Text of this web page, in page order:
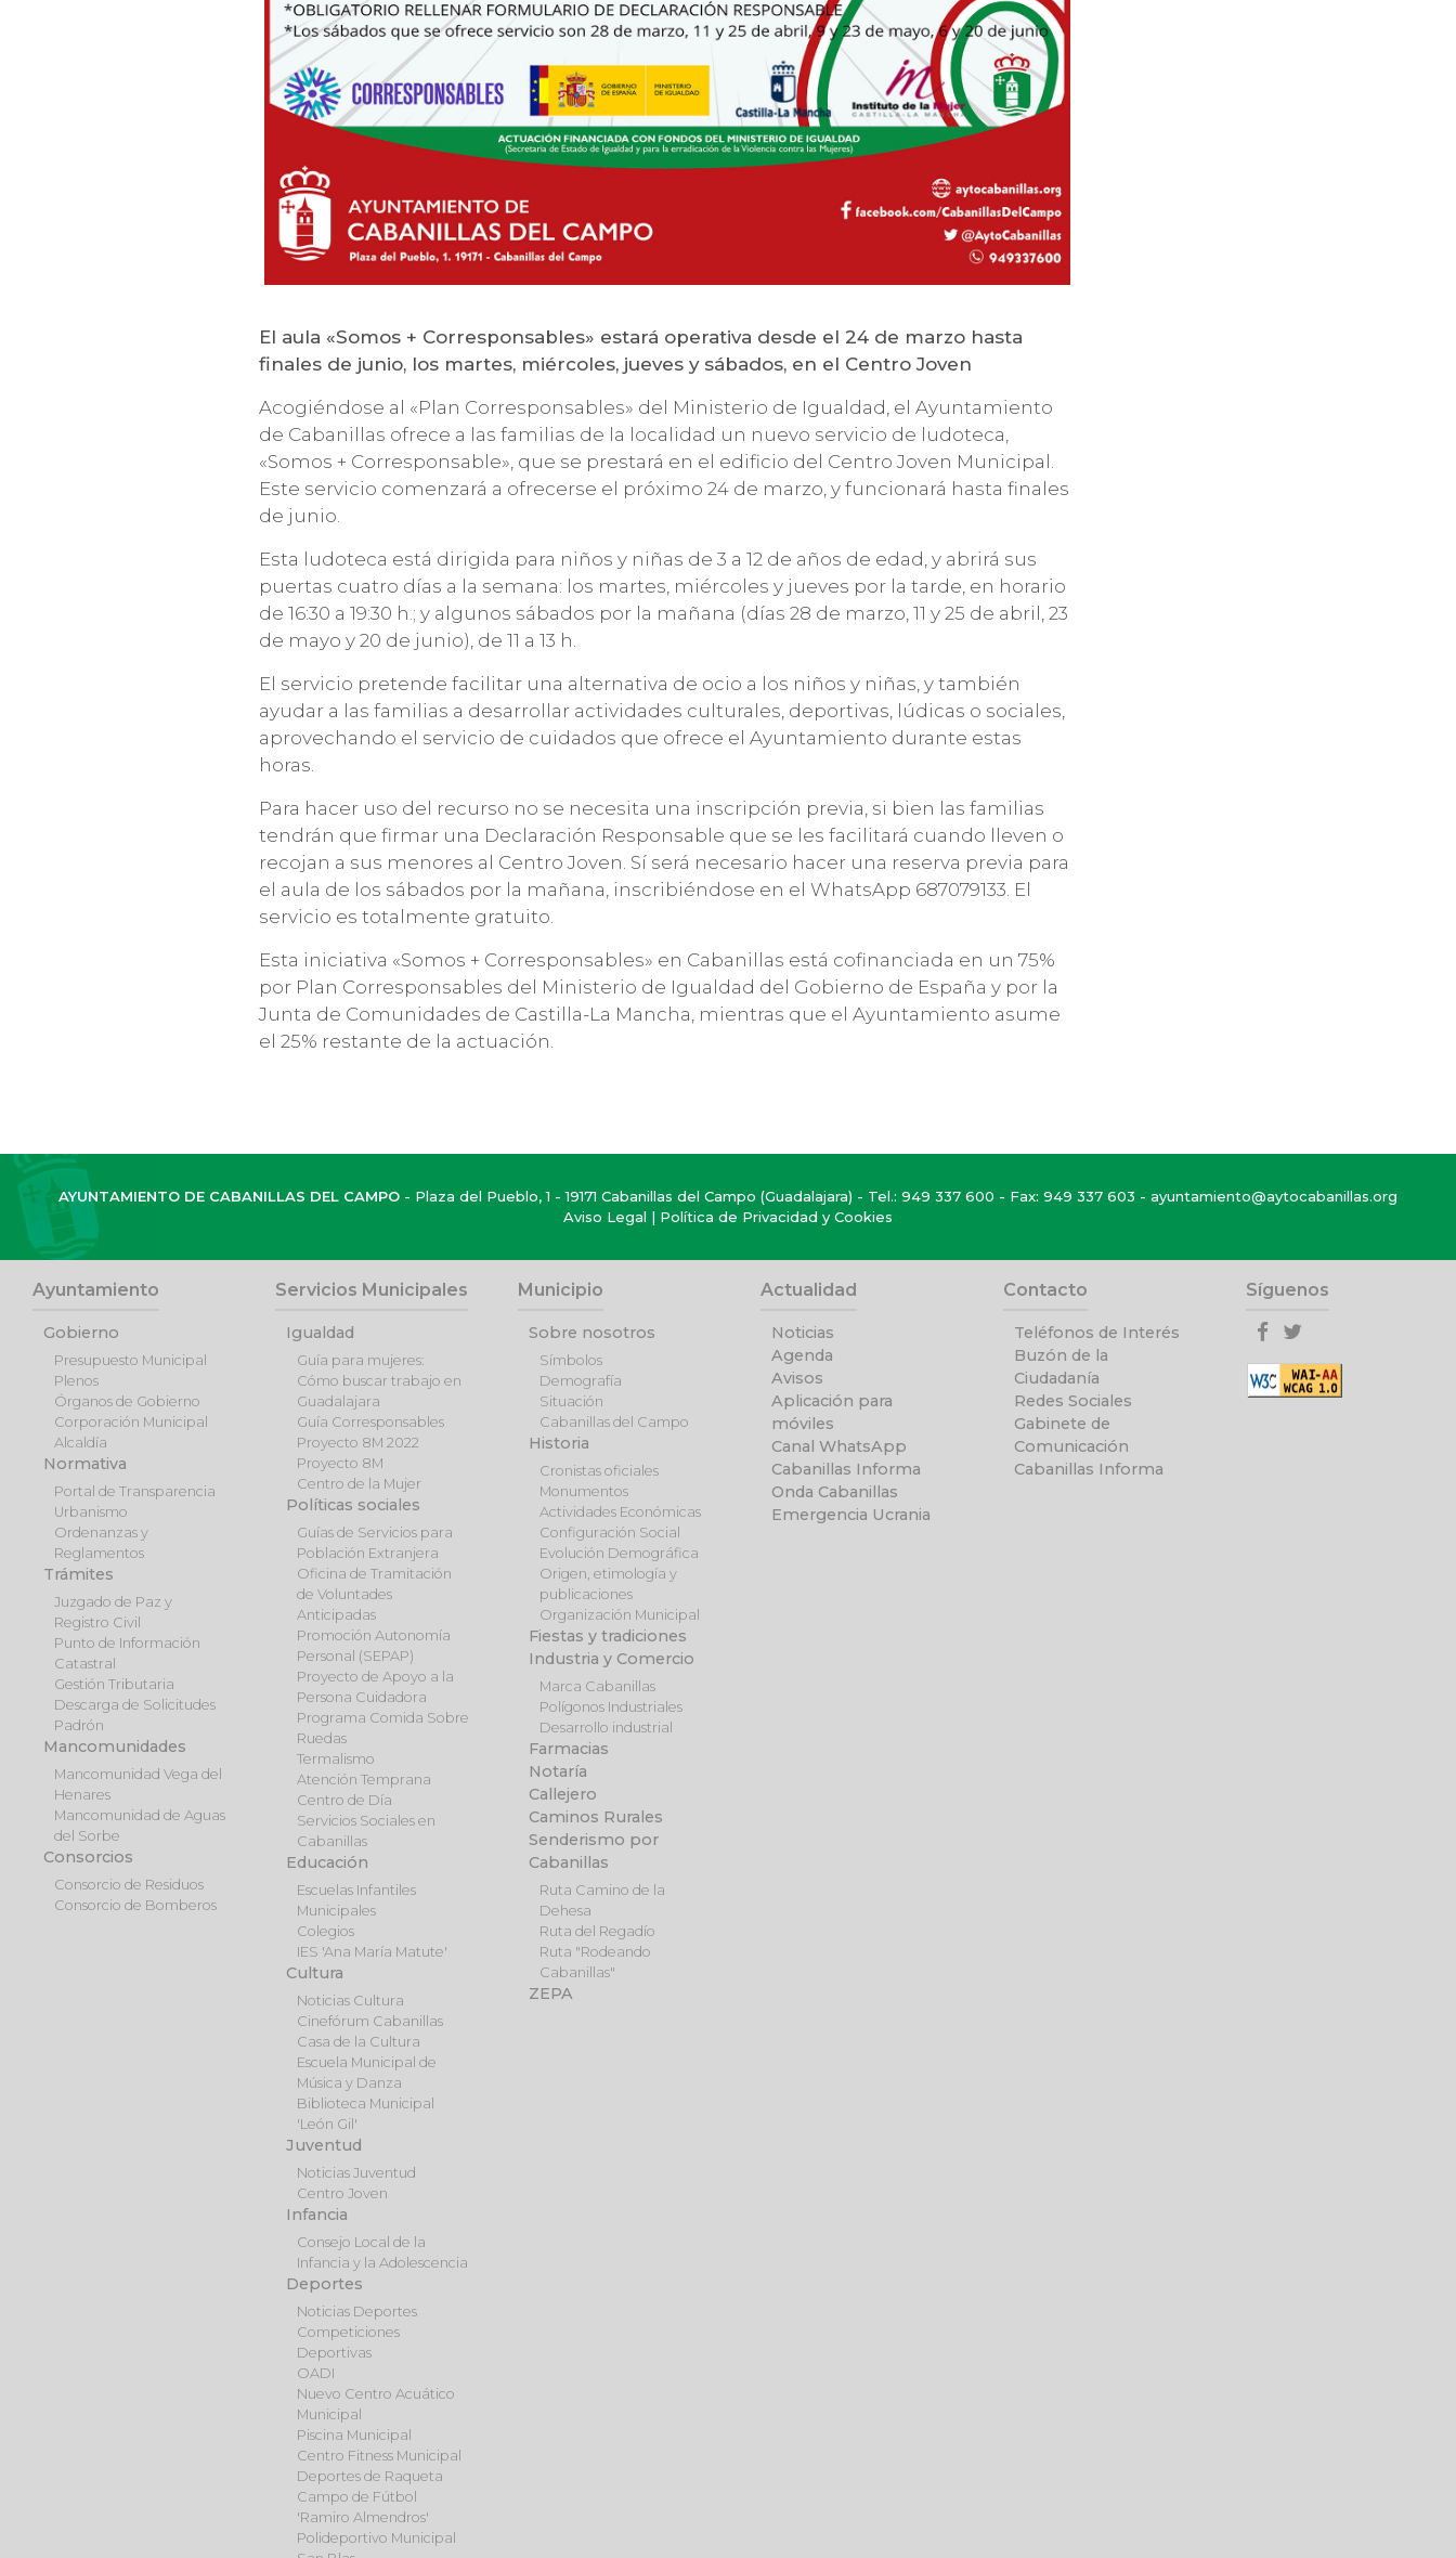
El aula «Somos + Corresponsables» estará operativa desde el 24 de marzo hasta
finales de junio, los martes, miércoles, jueves y sábados, en el Centro Joven
Acogiéndose al «Plan Corresponsables» del Ministerio de Igualdad, el Ayuntamiento
de Cabanillas ofrece a las familias de la localidad un nuevo servicio de ludoteca,
«Somos + Corresponsable», que se prestará en el edificio del Centro Joven Municipal.
Este servicio comenzará a ofrecerse el próximo 24 de marzo, y funcionará hasta finales
de junio.
Esta ludoteca está dirigida para niños y niñas de 3 a 12 de años de edad, y abrirá sus
puertas cuatro días a la semana: los martes, miércoles y jueves por la tarde, en horario
de 16:30 a 19:30 h.; y algunos sábados por la mañana (días 28 de marzo, 11 y 25 de abril, 23
de mayo y 20 de junio), de 11 a 13 h.
El servicio pretende facilitar una alternativa de ocio a los niños y niñas, y también
ayudar a las familias a desarrollar actividades culturales, deportivas, lúdicas o sociales,
aprovechando el servicio de cuidados que ofrece el Ayuntamiento durante estas
horas.
Para hacer uso del recurso no se necesita una inscripción previa, si bien las familias
tendrán que firmar una Declaración Responsable que se les facilitará cuando lleven o
recojan a sus menores al Centro Joven. Sí será necesario hacer una reserva previa para
el aula de los sábados por la mañana, inscribiéndose en el WhatsApp 687079133. El
servicio es totalmente gratuito.
Esta iniciativa «Somos + Corresponsables» en Cabanillas está cofinanciada en un 75%
por Plan Corresponsables del Ministerio de Igualdad del Gobierno de España y por la
Junta de Comunidades de Castilla-La Mancha, mientras que el Ayuntamiento asume
el 25% restante de la actuación.
AYUNTAMIENTO DE CABANILLAS DEL CAMPO - Plaza del Pueblo, 1 - 19171 Cabanillas del Campo (Guadalajara) - Tel.: 949 337 600 - Fax: 949 337 603 - ayuntamiento@aytocabanillas.org
Aviso Legal | Política de Privacidad y Cookies
Ayuntamiento
Gobierno
Presupuesto Municipal
Plenos
Órganos de Gobierno
Corporación Municipal
Alcaldía
Normativa
Portal de Transparencia
Urbanismo
Ordenanzas y
Reglamentos
Trámites
Juzgado de Paz y
Registro Civil
Punto de Información
Catastral
Gestión Tributaria
Descarga de Solicitudes
Padrón
Mancomunidades
Mancomunidad Vega del
Henares
Mancomunidad de Aguas
del Sorbe
Consorcios
Consorcio de Residuos
Consorcio de Bomberos
Servicios Municipales
Igualdad
Guía para mujeres:
Cómo buscar trabajo en
Guadalajara
Guía Corresponsables
Proyecto 8M 2022
Proyecto 8M
Centro de la Mujer
Políticas sociales
Guías de Servicios para
Población Extranjera
Oficina de Tramitación
de Voluntades
Anticipadas
Promoción Autonomía
Personal (SEPAP)
Proyecto de Apoyo a la
Persona Cuidadora
Programa Comida Sobre
Ruedas
Termalismo
Atención Temprana
Centro de Día
Servicios Sociales en
Cabanillas
Educación
Escuelas Infantiles
Municipales
Colegios
IES 'Ana María Matute'
Cultura
Noticias Cultura
Cinefórum Cabanillas
Casa de la Cultura
Escuela Municipal de
Música y Danza
Biblioteca Municipal
'León Gil'
Juventud
Noticias Juventud
Centro Joven
Infancia
Consejo Local de la
Infancia y la Adolescencia
Deportes
Noticias Deportes
Competiciones
Deportivas
OADI
Nuevo Centro Acuático
Municipal
Piscina Municipal
Centro Fitness Municipal
Deportes de Raqueta
Campo de Fútbol
'Ramiro Almendros'
Polideportivo Municipal
Municipio
Sobre nosotros
Símbolos
Demografía
Situación
Cabanillas del Campo
Historia
Cronistas oficiales
Monumentos
Actividades Económicas
Configuración Social
Evolución Demográfica
Origen, etimología y
publicaciones
Organización Municipal
Fiestas y tradiciones
Industria y Comercio
Marca Cabanillas
Polígonos Industriales
Desarrollo industrial
Farmacias
Notaría
Callejero
Caminos Rurales
Senderismo por
Cabanillas
Ruta Camino de la
Dehesa
Ruta del Regadío
Ruta "Rodeando
Cabanillas"
ZEPA
Actualidad
Noticias
Agenda
Avisos
Aplicación para
móviles
Canal WhatsApp
Cabanillas Informa
Onda Cabanillas
Emergencia Ucrania
Contacto
Teléfonos de Interés
Buzón de la
Ciudadanía
Redes Sociales
Gabinete de
Comunicación
Cabanillas Informa
Síguenos